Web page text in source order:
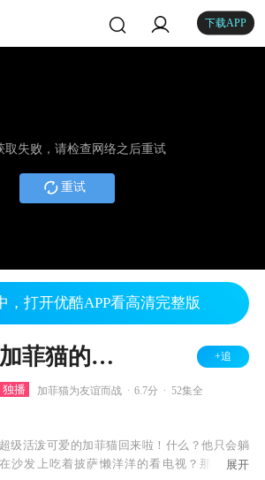
下载APP
取失败，请检查网络之后重试
重试
，打开优酷APP看高清完整版
加菲猫的幸福生活 第二季 +追
独播 加菲猫为友谊而战 6.7分 52集全
超级活泼可爱的加菲猫回来啦！什么？他只会躺
在沙发上吃着披萨懒洋洋的看电视？那你可错
展开